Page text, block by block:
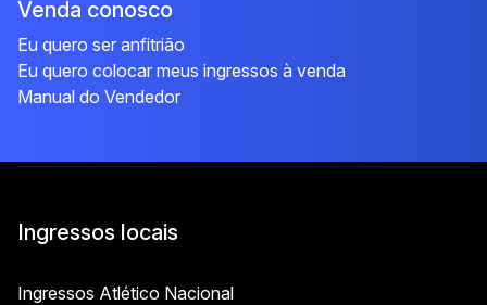
Venda conosco
Eu quero ser anfitrião
Eu quero colocar meus ingressos à venda
Manual do Vendedor
Ingressos locais
Ingressos Atlético Nacional